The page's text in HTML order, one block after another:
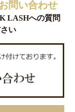
問い合わせ
LASHへの質問
い